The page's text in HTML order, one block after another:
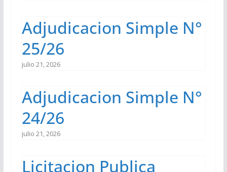
Adjudicacion Simple N°
25/26
julio 21, 2026
Adjudicacion Simple N°
24/26
julio 21, 2026
Licitacion Publica